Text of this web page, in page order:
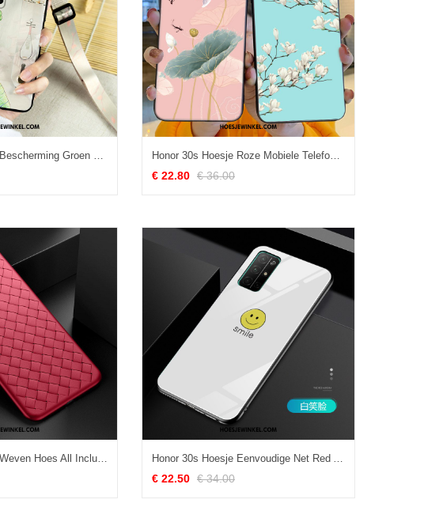
Honor 30s Hoesje Bescherming Groen Peking Opera, Honor 30s Hoesje All Inclusive Hanger Honor 30s Hoesje Roze Mobiele Telefoon Trend, Honor 30s Hoesje Siliconen Bescherming
€ 22.80 € 36.00
€ 22.50 € 34.00